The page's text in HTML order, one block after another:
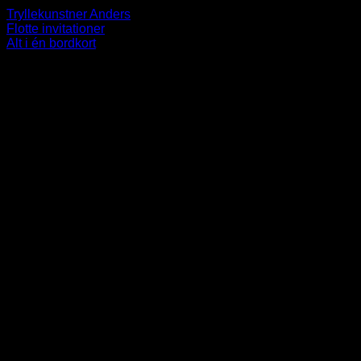
Tryllekunstner Anders
Flotte invitationer
Alt i én bordkort